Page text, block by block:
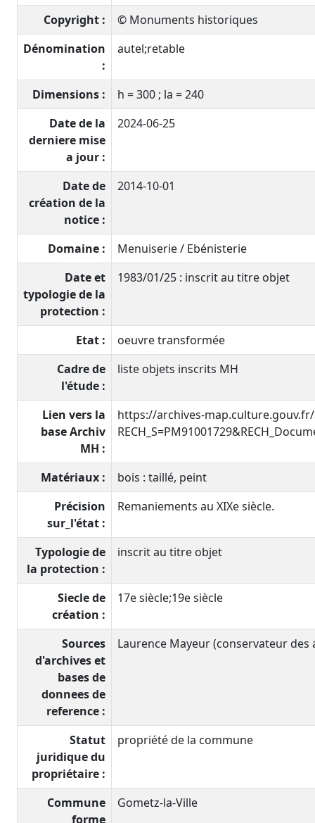
Copyright :
© Monuments historiques
Dénomination
:
autel;retable
Dimensions :
h = 300 ; la = 240
Date de la
derniere mise
a jour :
2024-06-25
Date de
création de la
notice :
2014-10-01
Domaine :
Menuiserie / Ebénisterie
Date et
typologie de la
protection :
1983/01/25 : inscrit au titre objet
Etat :
oeuvre transformée
Cadre de
l'étude :
liste objets inscrits MH
Lien vers la
base Archiv
MH :
https://archives-
Matériaux :
bois : taillé, peint
Précision
sur_l'état :
Remaniements au XIXe siècle.
Typologie de
la protection :
inscrit au titre objet
Siecle de
création :
17e siècle;19e siècle
Sources
d'archives et
bases de
donnees de
reference :
Laurence Mayeur (conservateur
Statut
juridique du
propriétaire :
propriété de la commune
Commune
forme
Gometz-la-Ville